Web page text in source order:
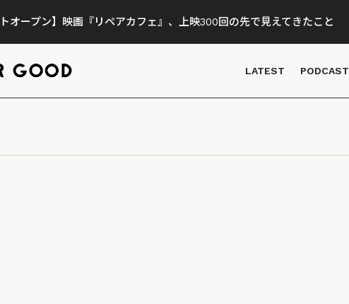
トオープン】映画『リペアカフェ』、上映300回の先で見えてきたこと
LATEST PODCAST